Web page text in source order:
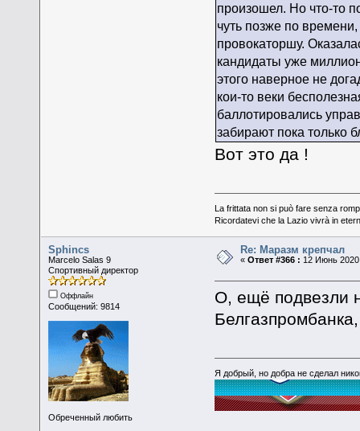
произошел. Но что-то
чуть позже по
провокаторшу.
кандидаты уже
этого наверное не
кои-то веки
баллотировались
забирают пока только
Вот это да !
La frittata non si può fare senza
Ricordatevi che la Lazio vivrà in
Sphincs
Marcelo Salas 9
Спортивный директор
Оффлайн
Сообщений: 9814
Обреченный любить
Re: Маразм крепчал
«Ответ #366 : 12 Июнь
О, ещё подвезли
Я добрый, но добра не сделал